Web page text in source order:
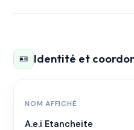
🪪 Identité et
NOM AFFICHÉ
A.e.i Etancheite